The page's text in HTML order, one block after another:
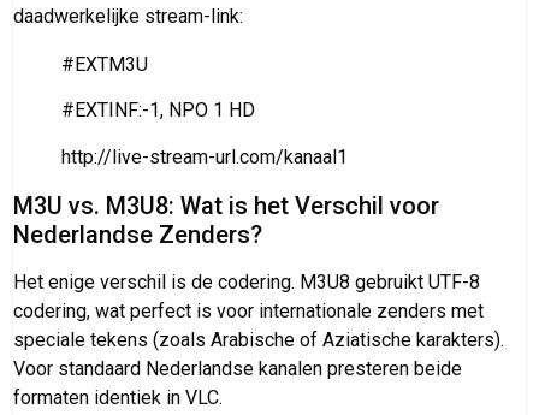
daadwerkelijke stream-link:
#EXTM3U
#EXTINF:-1, NPO 1 HD
http://live-stream-url.com/kanaal1
M3U vs. M3U8: Wat is het Verschil voor
Nederlandse Zenders?
Het enige verschil is de codering. M3U8 gebruikt UTF-8
codering, wat perfect is voor internationale zenders met
speciale tekens (zoals Arabische of Aziatische karakters).
Voor standaard Nederlandse kanalen presteren beide
formaten identiek in VLC.